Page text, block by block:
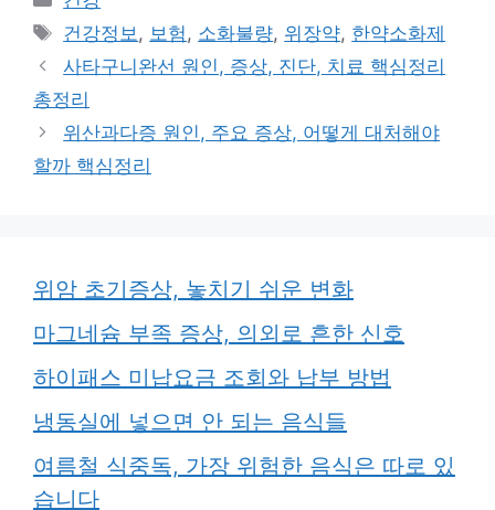
테
리
태
그
건강정보, 보험, 소화불량, 위장약, 한약소화제
사타구니완선 원인, 증상, 진단, 치료 핵심정리
총정리
위산과다증 원인, 주요 증상, 어떻게 대처해야
할까 핵심정리
위암 초기증상, 놓치기 쉬운 변화
마그네슘 부족 증상, 의외로 흔한 신호
하이패스 미납요금 조회와 납부 방법
냉동실에 넣으면 안 되는 음식들
여름철 식중독, 가장 위험한 음식은 따로 있
습니다